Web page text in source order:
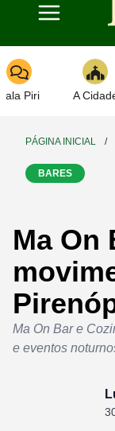
Toggle
Piri A
PÁGINA INICIAL /
BARES
Ma On
Ma On Bar e
e eventos